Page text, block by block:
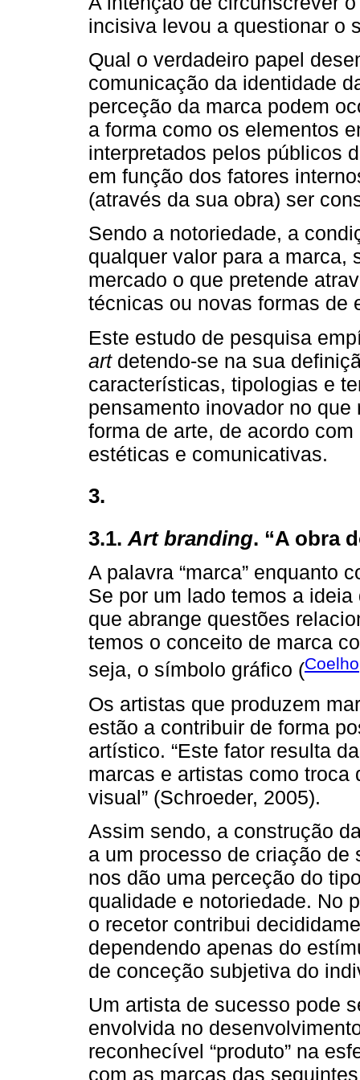
incisiva levou a questionar o
Qual o verdadeiro papel
comunicação da identidade
perceção da marca podem
a forma como os elementos
interpretados pelos públicos
em função dos fatores
(através da sua obra) ser
Sendo a notoriedade, a
qualquer valor para a marca,
mercado o que pretende
técnicas ou novas formas de
Este estudo de pesquisa
artdetendo-se na sua
características, tipologias e
pensamento inovador no
forma de arte, de acordo
estéticas e comunicativas.
3.
3.1. Art branding. “A obra
A palavra “marca” enquanto
Se por um lado temos a
que abrange questões
temos o conceito de marca
seja, o símbolo gráfico (
Os artistas que produzem
estão a contribuir de forma
artístico. “Este fator resulta
marcas e artistas como
visual” (Schroeder, 2005).
Assim sendo, a construção
a um processo de criação
nos dão uma perceção do
qualidade e notoriedade. No
o recetor contribui
dependendo apenas do
de conceção subjetiva do
Um artista de sucesso pode
envolvida no
reconhecível “produto” na
com as marcas das